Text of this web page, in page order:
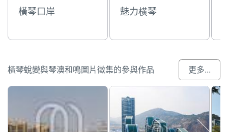
橫琴口岸 魅力横琴
橫琴蛻變與琴澳和鳴圖片徵集的參與作品 更多...